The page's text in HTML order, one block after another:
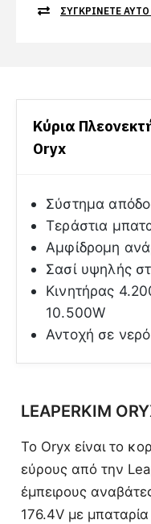
ΣΥΓΚΡΊΝΕΤΕ
Κύρια
Oryx
Σύστημα
Τεράστια
Αμφίδρομη
Σασί υψηλής
Κινητήρας
10.500W
Αντοχή σε
LEAPERKIM
Το Oryx είναι το
εύρους από την
έμπειρους
176.4V με